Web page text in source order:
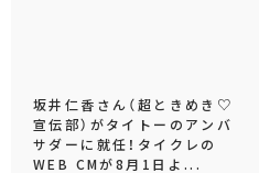
坂井仁香さん（超ときめき♡
宣伝部）がタイトーのアンバ
サダーに就任！タイクレの
WEB CMが8月1日よ...